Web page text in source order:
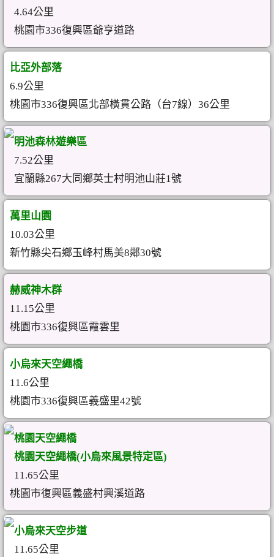
4.64公里
桃園市336復興區爺亨道路
比亞外部落
6.9公里
桃園市336復興區北部橫貫公路（台7線）36公里
明池森林遊樂區
7.52公里
宜蘭縣267大同鄉英士村明池山莊1號
萬里山園
10.03公里
新竹縣尖石鄉玉峰村馬美8鄰30號
赫威神木群
11.15公里
桃園市336復興區霞雲里
小烏來天空繩橋
11.6公里
桃園市336復興區義盛里42號
桃園天空繩橋
桃園天空繩橋(小烏來風景特定區)
11.65公里
桃園市復興區義盛村興溪道路
小烏來天空步道
11.65公里